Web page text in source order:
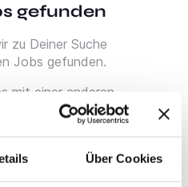
Über Cookies
gefunden
zu Deiner Suche
Jobs gefunden.
mit einer anderen
andersrum"